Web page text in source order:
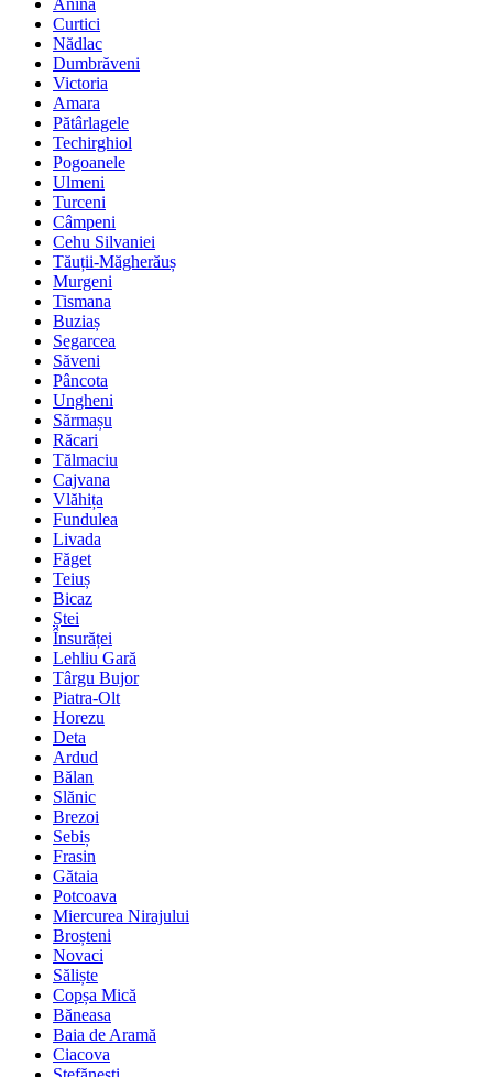
Anina
Curtici
Nădlac
Dumbrăveni
Victoria
Amara
Pătârlagele
Techirghiol
Pogoanele
Ulmeni
Turceni
Câmpeni
Cehu Silvaniei
Tăuții-Măgherăuș
Murgeni
Tismana
Buziaș
Segarcea
Săveni
Pâncota
Ungheni
Sărmașu
Răcari
Tălmaciu
Cajvana
Vlăhița
Fundulea
Livada
Făget
Teiuș
Bicaz
Ștei
Însurăței
Lehliu Gară
Târgu Bujor
Piatra-Olt
Horezu
Deta
Ardud
Bălan
Slănic
Brezoi
Sebiș
Frasin
Gătaia
Potcoava
Miercurea Nirajului
Broșteni
Novaci
Săliște
Copșa Mică
Băneasa
Baia de Aramă
Ciacova